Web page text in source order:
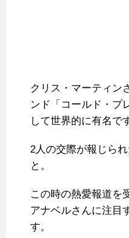
クリス・マーティン
ンド「コールド・プ
して世界的に有名で
2人の交際が報じら
と。
この時の熱愛報道を
アナベルさんに注目
す。